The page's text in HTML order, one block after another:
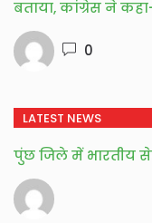
बताया, कांग्रेस ने
0
LATEST NEWS
पुंछ जिले में भारतीय